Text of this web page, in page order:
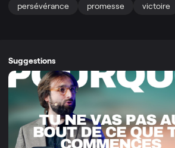
persévérance
promesse victoire
Suggestions